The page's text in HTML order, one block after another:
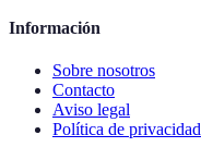
Información
Sobre nosotros
Contacto
Aviso legal
Política de privacidad